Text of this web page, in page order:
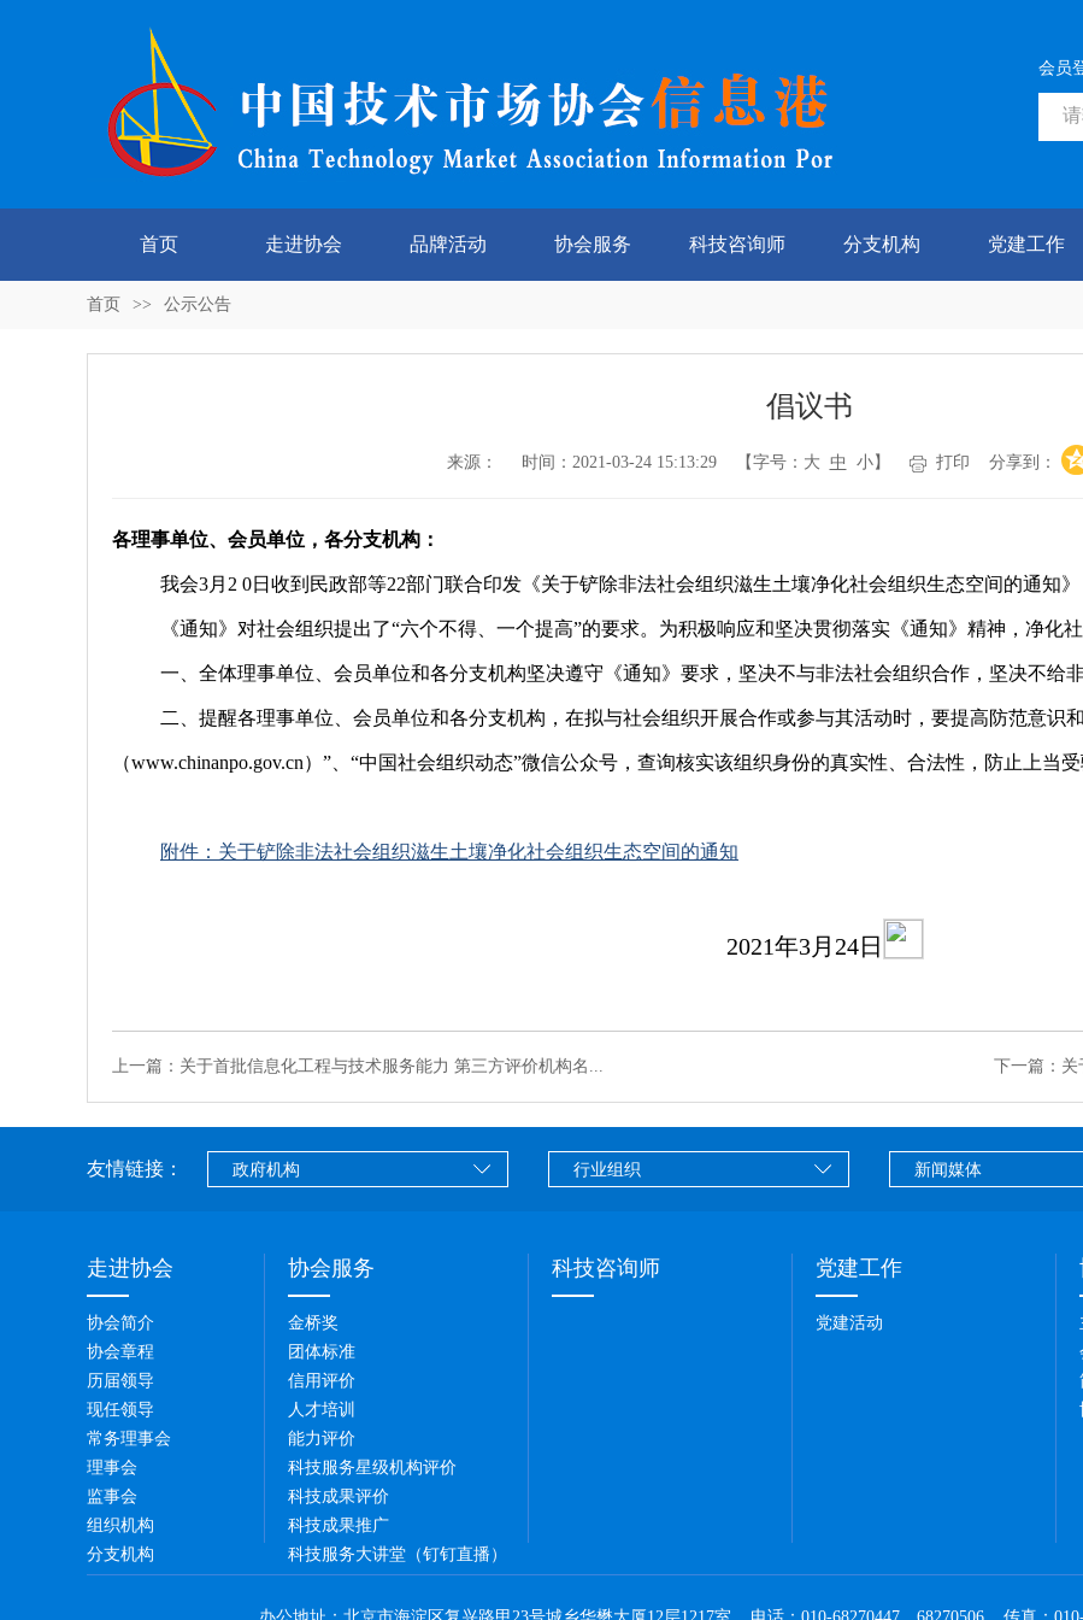
会员
首页 走进协会 品牌活动 协会服务 科技咨询师 分支机构 党建工作
首页 >> 公示公告
倡议书
来源： 时间：2021-03-24 15:13:29 【字号： 大 中 小】 打印 分享到：
各理事单位、 会员单位，各分支机构：
我会3月2 0日收到民政部等22部门联合印发《关于铲除非法社会组织滋生土壤净化社会组织生态空间的通知
《通知》对社会组织提出了“六个不得、一个提高”的要求。为积极响应和坚决贯彻落实《通知》精神，净化
一、全体理事单位、会员单位和各分支机构坚决遵守《通知》要求，坚决不与非法社会组织合作，坚决不给
二、提醒各理事单位、会员单位和各分支机构，在拟与社会组织开展合作或参与其活动时，要提高防范意识
（www.chinanpo.gov.cn）”、“中国社会组织动态”微信公众号，查询核实该组织身份的真实性、合法性，防止上当受
附件：关于铲除非法社会组织滋生土壤净化社会组织生态空间的通知
2021年3月24日
上一篇：关于首批信息化工程与技术服务能力 第三方评价机构名... 下一篇：关
友情链接：
走进协会
协会简介
协会章程
历届领导
现任领导
常务理事会
理事会
监事会
组织机构
分支机构
协会服务
金桥奖
团体标准
信用评价
人才培训
能力评价
科技服务星级机构评价
科技成果评价
科技成果推广
科技服务大讲堂（钉钉直播）
科技咨询师 党建工作
党建活动